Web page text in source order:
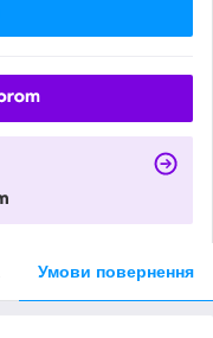
Умови повернення